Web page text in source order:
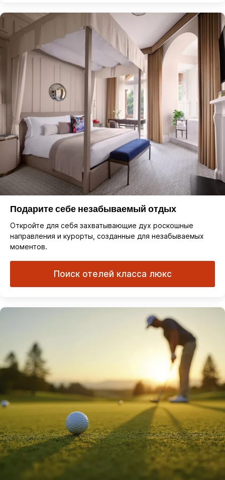
Подарите себе незабываемый отдых
Откройте для себя захватывающие дух роскошные
направления и курорты, созданные для незабываемых
моментов.
Поиск отелей класса люкс